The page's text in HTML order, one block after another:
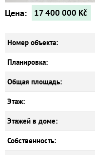
Цена: 17 400 000 Kč
Номер объекта:
Планировка:
Общая площадь:
Этаж:
Этажей в доме:
Собственность: